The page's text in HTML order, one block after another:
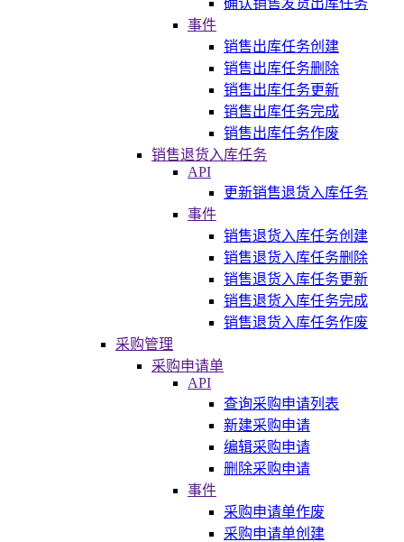
事件
销售出库任务创建
销售出库任务删除
销售出库任务更新
销售出库任务完成
销售出库任务作废
销售退货入库任务
API
更新销售退货入库任务
事件
销售退货入库任务创建
销售退货入库任务删除
销售退货入库任务更新
销售退货入库任务完成
销售退货入库任务作废
采购管理
采购申请单
API
查询采购申请列表
新建采购申请
编辑采购申请
删除采购申请
事件
采购申请单作废
采购申请单创建